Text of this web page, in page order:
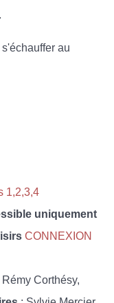
au
1,2,3,4
uniquement
CONNEXION
Rémy Corthésy,